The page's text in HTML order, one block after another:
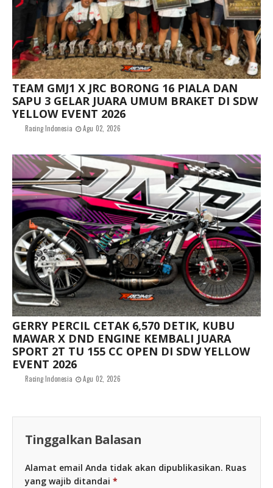
TEAM GMJ1 X JRC BORONG 16 PIALA DAN
SAPU 3 GELAR JUARA UMUM BRAKET DI SDW
YELLOW EVENT 2026
Racing Indonesia Agu 02, 2026
GERRY PERCIL CETAK 6,570 DETIK, KUBU
MAWAR X DND ENGINE KEMBALI JUARA
SPORT 2T TU 155 CC OPEN DI SDW YELLOW
EVENT 2026
Racing Indonesia Agu 02, 2026
Tinggalkan Balasan
Alamat email Anda tidak akan dipublikasikan. Ruas
yang wajib ditandai *